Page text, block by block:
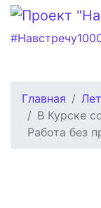
Главная
В Курске
Работа без